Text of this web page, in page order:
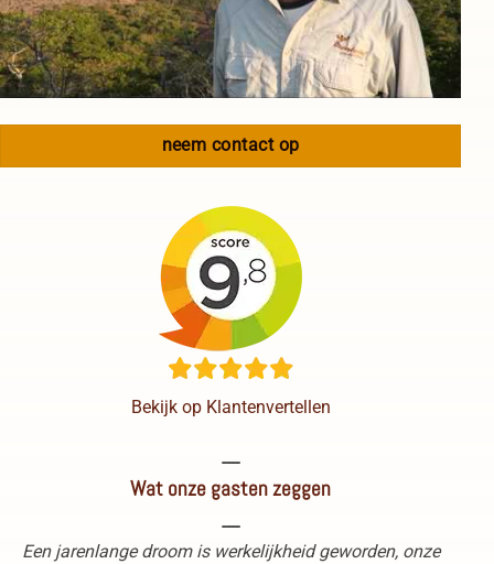
neem contact op
Bekijk op Klantenvertellen
----
Wat onze gasten zeggen
----
Een jarenlange droom is werkelijkheid geworden, onze